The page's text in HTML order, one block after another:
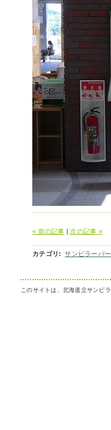
« 前の記事 |次の記事 »
カテゴリ : サンピラーパー
このサイトは、北海道立サンピ